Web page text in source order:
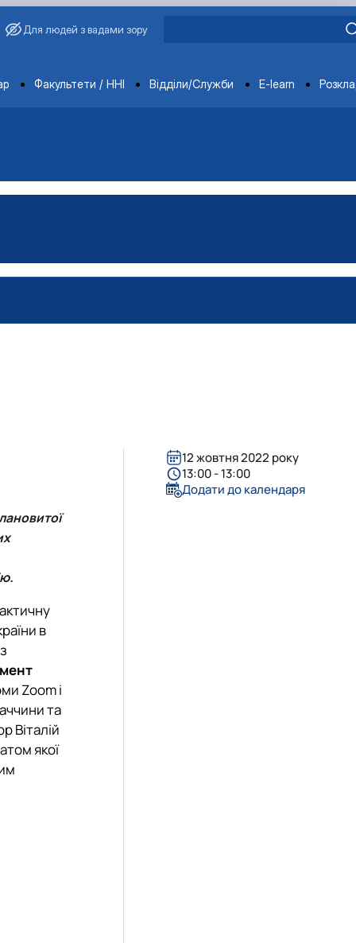
Для людей з вадами зору
Факультети / ННІ Відділи/Служби E-learn
в
Zoom і
та
Віталій
якої
12 жовтня 2022 року
13:00 - 13:00
Додати до календаря